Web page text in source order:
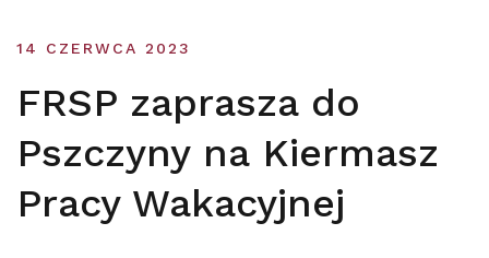
14 CZERWCA 2023
FRSP zaprasza do
Pszczyny na Kiermasz
Pracy Wakacyjnej